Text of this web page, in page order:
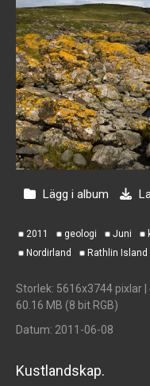
Lägg i album
2011 geologi Juni
Nordirland
Rathlin Island
Storlek: 5616x3744 pixlar |
60.16 MB (8 bit RGB)
Datum: 2011-06-08
Kustlandskap.